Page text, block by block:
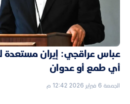
عباس عراقجي: إيران مستعدة
أي طمع أو عدوان
الجمعة 6 فبراير 2026 12:42 م